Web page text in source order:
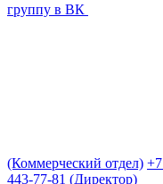
группу в ВК
(Коммерческий отдел)
443-77-81 (Директор)